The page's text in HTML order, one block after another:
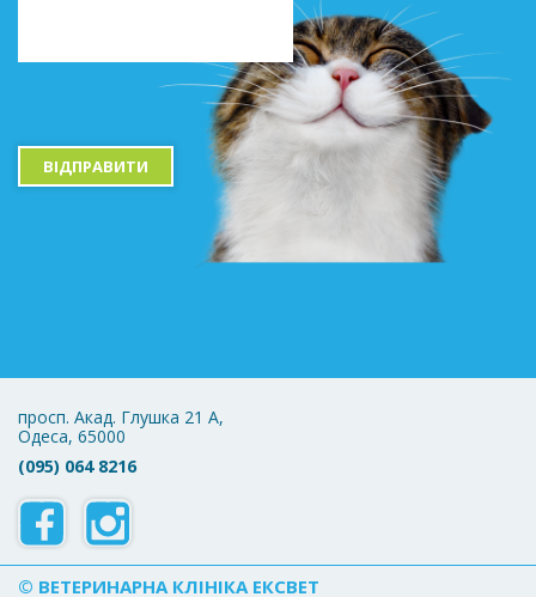
ВІДПРАВИТИ
просп. Акад. Глушка 21 А,
Одеса, 65000
(095) 064 8216
© ВЕТЕРИНАРНА КЛІНІКА ЕКСВЕТ